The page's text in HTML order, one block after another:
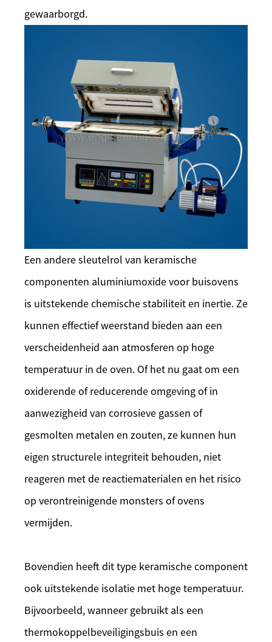
gewaarborgd.
Een andere sleutelrol van keramische
componenten aluminiumoxide voor buisovens
is uitstekende chemische stabiliteit en inertie. Ze
kunnen effectief weerstand bieden aan een
verscheidenheid aan atmosferen op hoge
temperatuur in de oven. Of het nu gaat om een
oxiderende of reducerende omgeving of in
aanwezigheid van corrosieve gassen of
gesmolten metalen en zouten, ze kunnen hun
eigen structurele integriteit behouden, niet
reageren met de reactiematerialen en het risico
op verontreinigende monsters of ovens
vermijden.
Bovendien heeft dit type keramische component
ook uitstekende isolatie met hoge temperatuur.
Bijvoorbeeld, wanneer gebruikt als een
thermokoppelbeveiligingsbuis en een